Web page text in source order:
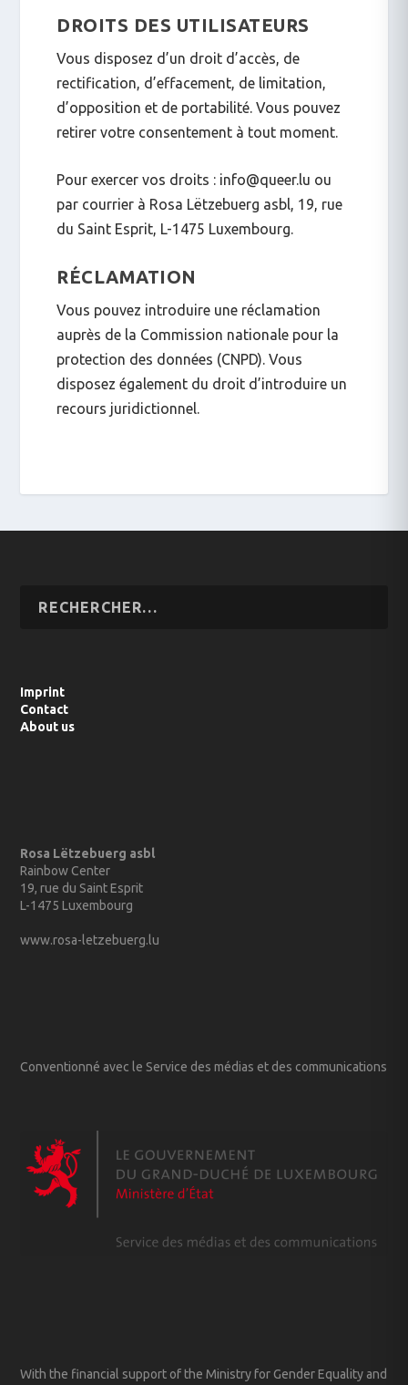
DROITS DES UTILISATEURS
Vous disposez d’un droit d’accès, de
rectification, d’effacement, de limitation,
d’opposition et de portabilité. Vous pouvez
retirer votre consentement à tout moment.
Pour exercer vos droits : info@queer.lu ou
par courrier à Rosa Lëtzebuerg asbl, 19, rue
du Saint Esprit, L-1475 Luxembourg.
RÉCLAMATION
Vous pouvez introduire une réclamation
auprès de la Commission nationale pour la
protection des données (CNPD). Vous
disposez également du droit d’introduire un
recours juridictionnel.
Imprint
Contact
About us
Rosa Lëtzebuerg asbl
Rainbow Center
19, rue du Saint Esprit
L-1475 Luxembourg
www.rosa-letzebuerg.lu
Conventionné avec le Service des médias et des communications
With the financial support of the Ministry for Gender Equality and